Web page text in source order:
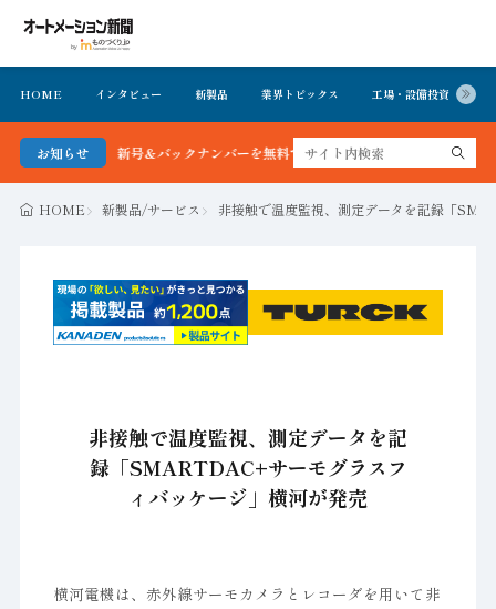
HOME インタビュー 新製品 業界トピックス 工場・設備投資
お知らせ
新聞 最新号＆バックナンバーを無料で公開中 詳細はこちら
HOME 新製品/サービス 非接触で温度監視、測定データを記録「
非接触で温度監視、測定データを記
録「SMARTDAC+サーモグラスフ
ィバッケージ」横河が発売
横河電機は、赤外線サーモカメラとレコーダを用いて非